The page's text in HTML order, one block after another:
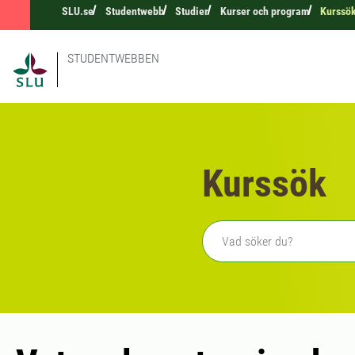
SLU.se Studentwebb Studier Kurser och program
STUDENTWEBBEN
Kurssök
Fritext sökning